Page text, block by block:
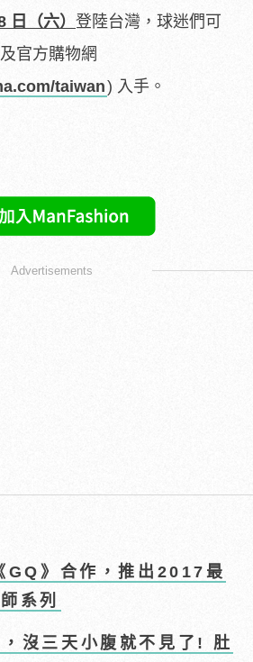
日（六） 登陸台灣，球迷們可
官方購物網
taiwan) 入手。
Advertisements
GQ》合作，推出2017最
系列
沒三天小腹就不見了! 肚